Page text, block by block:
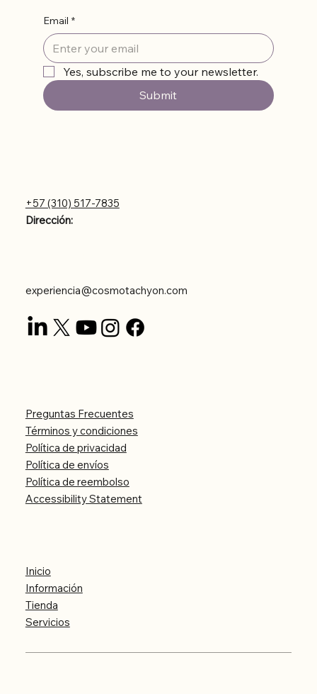
Email *
Yes, subscribe me to your newsletter.
Submit
+57 (310) 517-7835
Dirección:
experiencia@cosmotachyon.com
Preguntas Frecuentes
Términos y condiciones
Política de privacidad
Política de envíos
Política de reembolso
Accessibility Statement
Inicio
Información
Tienda
Servicios